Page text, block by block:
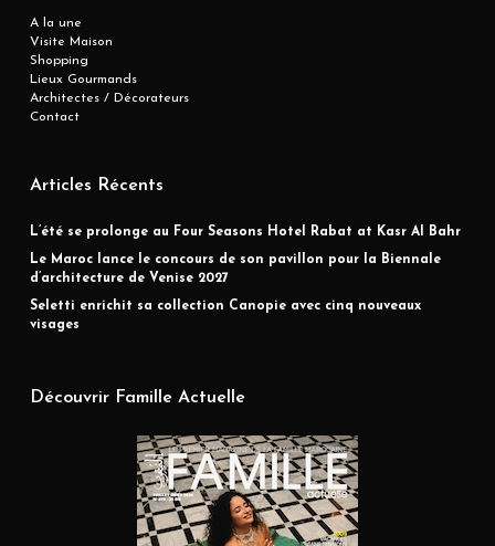
A la une
Visite Maison
Shopping
Lieux Gourmands
Architectes / Décorateurs
Contact
Articles Récents
L’été se prolonge au Four Seasons Hotel Rabat at Kasr Al Bahr
Le Maroc lance le concours de son pavillon pour la Biennale
d’architecture de Venise 2027
Seletti enrichit sa collection Canopie avec cinq nouveaux
visages
Découvrir Famille Actuelle